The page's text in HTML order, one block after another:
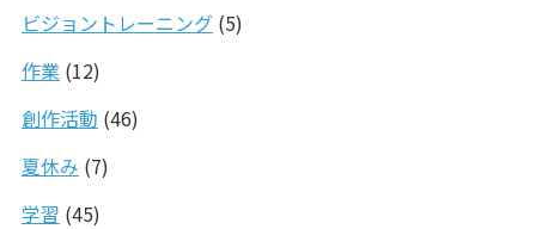
ビジョントレーニング(5)
作業(12)
創作活動 (46)
夏休み (7)
学習 (45)